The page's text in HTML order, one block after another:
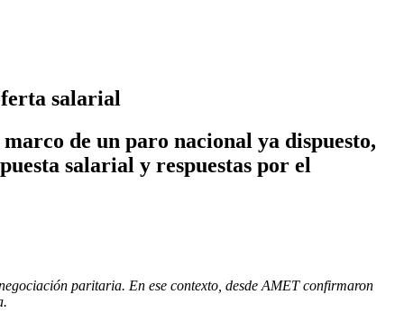
salarial
de un paro nacional ya dispuesto,
salarial y respuestas por el
paritaria. En ese contexto, desde AMET confirmaron